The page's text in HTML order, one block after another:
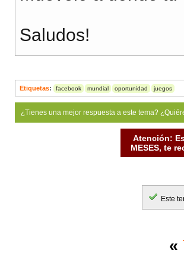
Saludos!
Etiquetas: facebook mundial oportunidad juegos
¿Tienes una mejor respuesta a este tema?
Atención:
MESES, te
Este
«